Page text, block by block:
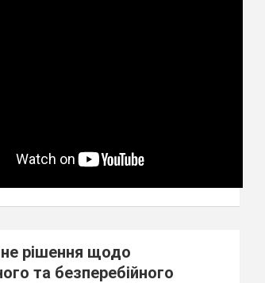
рішення щодо
та безперебійного